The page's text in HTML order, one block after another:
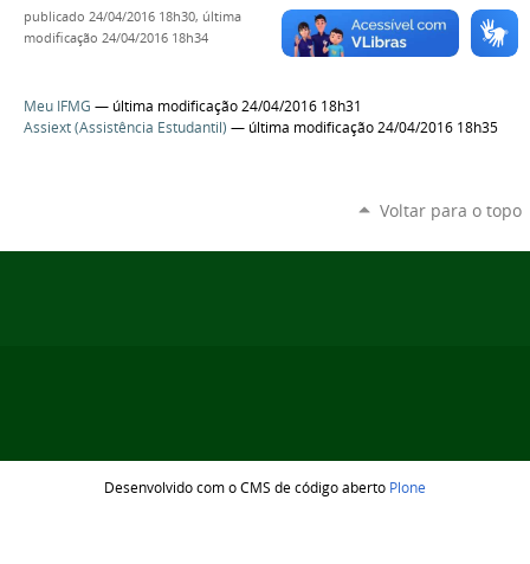
publicado 24/04/2016 18h30, última
modificação 24/04/2016 18h34
Meu IFMG — última modificação 24/04/2016 18h31
Assiext (Assistência Estudantil) — última modificação 24/04/2016 18h35
Voltar para o topo
Desenvolvido com o CMS de código aberto Plone